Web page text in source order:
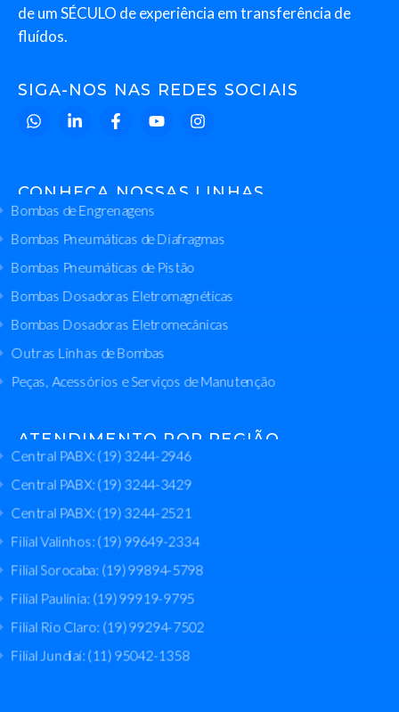
de um SÉCULO de experiência em transferência de
fluídos.
SIGA-NOS NAS REDES SOCIAIS
CONHEÇA NOSSAS LINHAS
Bombas de Engrenagens
Bombas Pneumáticas de Diafragmas
Bombas Pneumáticas de Pistão
Bombas Dosadoras Eletromagnéticas
Bombas Dosadoras Eletromecânicas
Outras Linhas de Bombas
Peças, Acessórios e Serviços de Manutenção
ATENDIMENTO POR REGIÃO
Central PABX: (19) 3244-2946
Central PABX: (19) 3244-3429
Central PABX: (19) 3244-2521
Filial Valinhos: (19) 99649-2334
Filial Sorocaba: (19) 99894-5798
Filial Paulínia: (19) 99919-9795
Filial Rio Claro: (19) 99294-7502
Filial Jundiaí: (11) 95042-1358